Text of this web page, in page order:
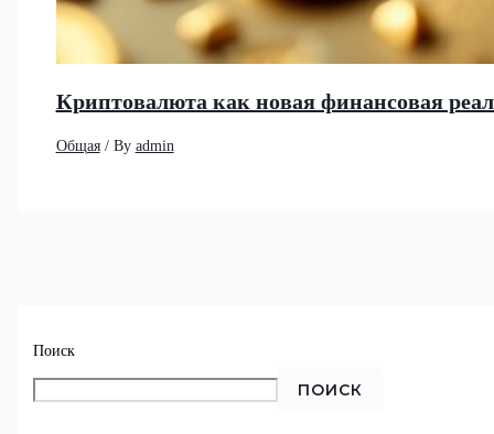
Поиск
ПОИСК
Криптовалюта как новая финансовая
Общая/ By admin